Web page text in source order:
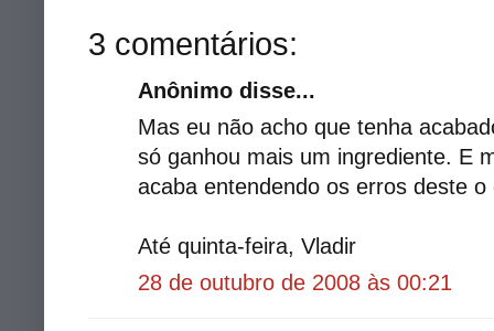
3 comentários:
Anônimo disse...
Mas eu não acho que tenha
só ganhou mais um ingrediente. E
acaba entendendo os erros deste
Até quinta-feira, Vladir
28 de outubro de 2008 às 00:21